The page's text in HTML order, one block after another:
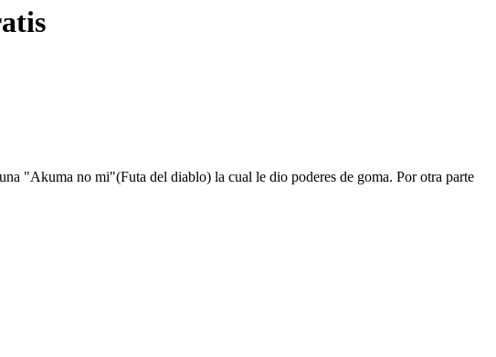
"Akuma no mi"(Futa del diablo) la cual le dio poderes de goma. Por otra parte